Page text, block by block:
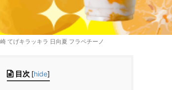
てげキラッキラ 日向夏 フラペチーノ
目次 [hide]